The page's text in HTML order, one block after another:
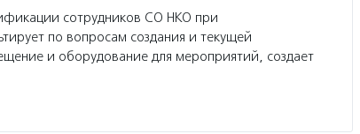
сотрудников СО НКО при
по вопросам создания и текущей
и оборудование для мероприятий, создает